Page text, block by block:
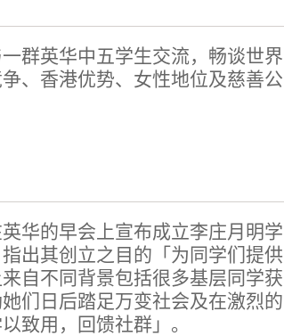
群英华中五学生交流，畅谈世界
、香港优势、女性地位及慈善公
华的早会上宣布成立李庄月明学
出其创立之目的「为同学们提供
自不同背景包括很多基层同学获
们日后踏足万变社会及在激烈的
致用，回馈社群」。